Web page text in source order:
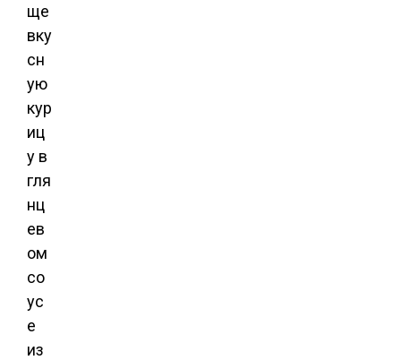
ще
вку
сн
ую
кур
иц
у в
гля
нц
ев
ом
со
ус
е
из